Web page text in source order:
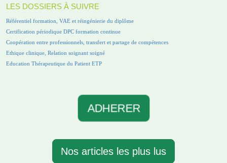
LES DOSSIERS À SUIVRE
Référentiel formation, VAE et réingénierie du diplôme
Certification périodique DPC formation continue
Coopération entre professionnels, transfert et partage de compétences
Ethique clinique, Relation soignant soigné
Education Thérapeutique du Patient ETP
ADHERER
Nos articles les plus lus